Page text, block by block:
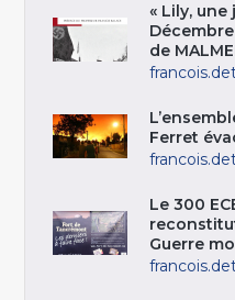
« Lily,
de
Ferret
Le 300
Guerre